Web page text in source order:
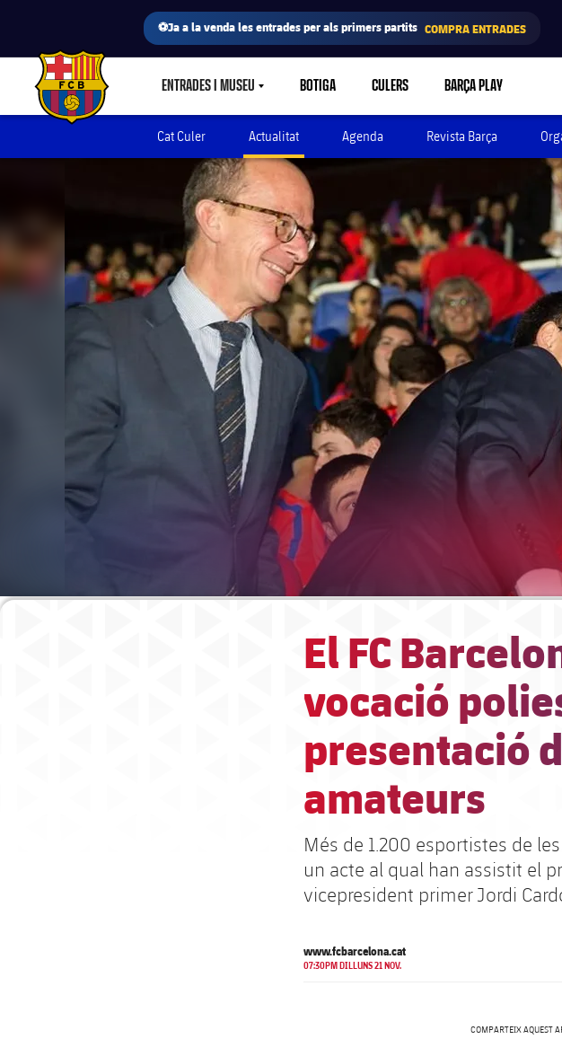
⚽Ja a la venda les entrades per als primers partits COMPRA ENTRADES
FC Barcelona club badge ENTRADES I MUSEULABEL.SHARE.CARETDOWN
BOTIGA CULERS BARÇA PLAY
Cat Culer Actualitat Agenda Revista Barça
El FC
vocació
presentació
amateurs
Més de 1.200 esportistes de
un acte al qual han assistit el
vicepresident primer Jordi
www.fcbarcelona.cat
07:30PM DILLUNS 21 NOV.
COMPARTEIX AQUEST